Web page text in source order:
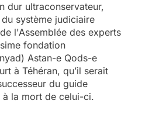
dur ultraconservateur,
système judiciaire
l'Assemblée des experts
fondation
Astan-e Qods-e
à Téhéran, qu’il serait
du guide
à la mort de celui-ci.